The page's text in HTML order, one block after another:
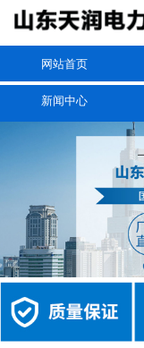
网站首页
新闻中心